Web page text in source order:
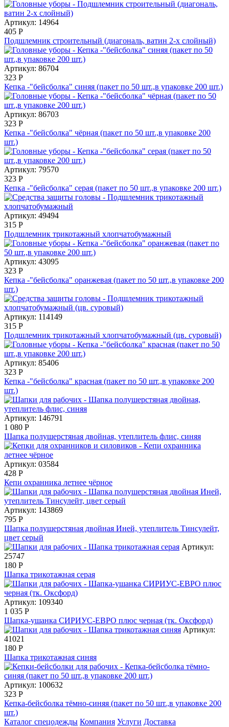
Артикул: 14964
405 Р
Подшлемник строительный (диагональ, ватин 2-х слойный)
Артикул: 86704
323 Р
Кепка -"бейсболка" синяя (пакет по 50 шт.,в упаковке 200 шт.)
Артикул: 86703
323 Р
Кепка -"бейсболка" чёрная (пакет по 50 шт.,в упаковке 200
шт.)
Артикул: 79570
323 Р
Кепка -"бейсболка" серая (пакет по 50 шт.,в упаковке 200 шт.)
Артикул: 49494
315 Р
Подшлемник трикотажный хлопчатобумажный
Артикул: 43095
323 Р
Кепка -"бейсболка" оранжевая (пакет по 50 шт.,в упаковке 200
шт.)
Артикул: 114149
315 Р
Подшлемник трикотажный хлопчатобумажный (цв. суровый)
Артикул: 85406
323 Р
Кепка -"бейсболка" красная (пакет по 50 шт.,в упаковке 200
шт.)
Артикул: 146791
1 080 Р
Шапка полушерстяная двойная, утеплитель флис, синяя
Артикул: 03584
428 Р
Кепи охранника летнее чёрное
Артикул: 143869
795 Р
Шапка полушерстяная двойная Иней, утеплитель Тинсулейт,
цвет серый
Артикул:
25747
180 Р
Шапка трикотажная серая
Артикул: 109340
1 035 Р
Шапка-ушанка СИРИУС-ЕВРО плюс черная (тк. Оксфорд)
Артикул:
41021
180 Р
Шапка трикотажная синяя
Артикул: 100632
323 Р
Кепка-бейсболка тёмно-синяя (пакет по 50 шт.,в упаковке 200
шт.)
Каталог спецодежды Компания Услуги Доставка